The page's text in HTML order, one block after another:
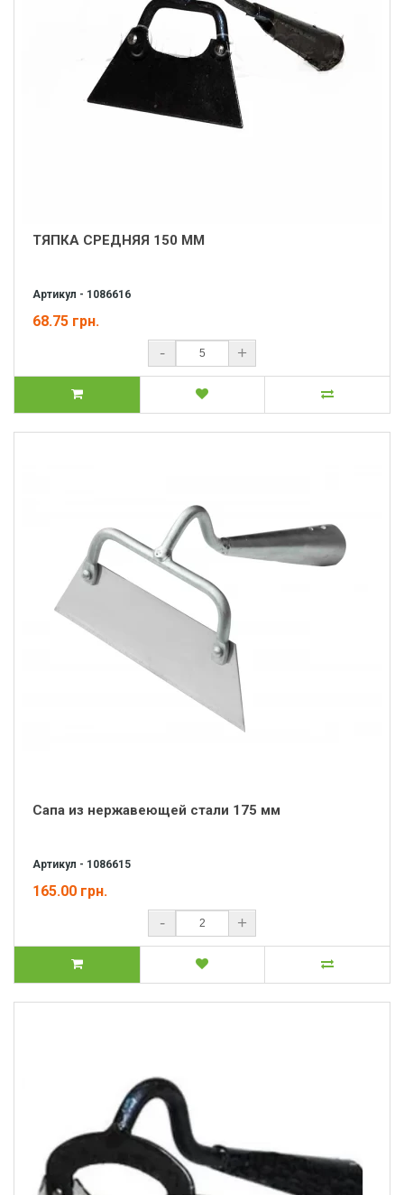
ТЯПКА СРЕДНЯЯ 150 ММ
Артикул - 1086616
68.75 грн.
- +
Сапа из нержавеющей стали 175 мм
Артикул - 1086615
165.00 грн.
- +